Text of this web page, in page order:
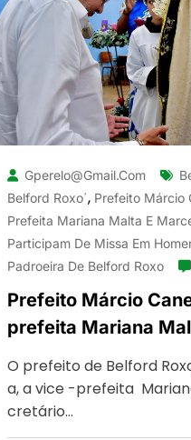
Gperelo@gmail.com
Belford Roxo´, Prefeito Márcio
Prefeita Mariana Malta E
Participam De Missa Em
Padroeira De Belford Roxo
Prefeito Márcio
prefeita Mariana
Marcelo Canella
missa em
padroeira de Belford
O prefeito de Belford
a, a vice -prefeita
cretário…